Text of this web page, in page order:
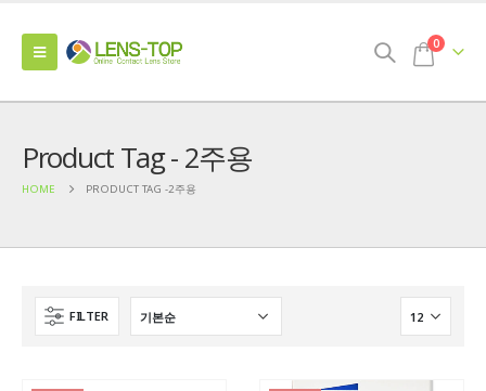
0
Product Tag - 2주용
HOME PRODUCT TAG -2주용
FILTER